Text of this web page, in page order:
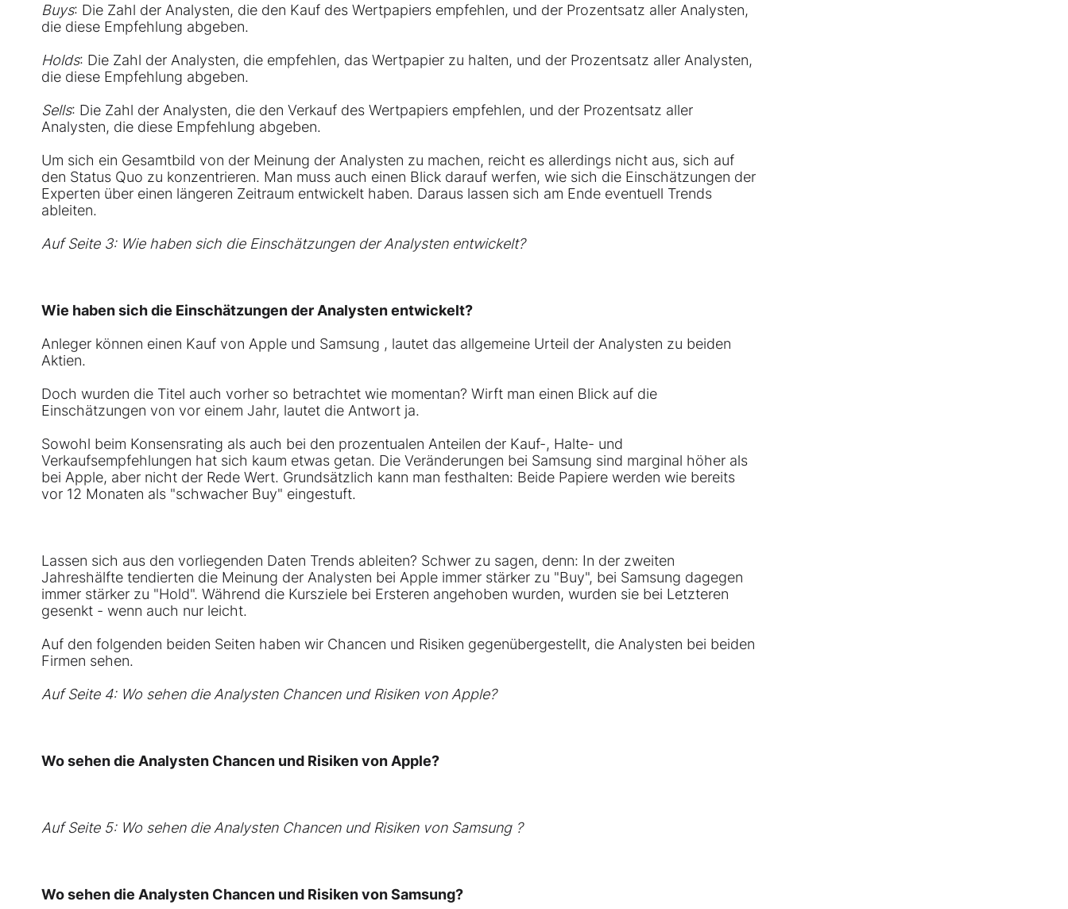
Buys: Die Zahl der Analysten, die den Kauf des Wertpapiers empfehlen, und der Prozentsatz aller Analysten,
die diese Empfehlung abgeben.
Holds: Die Zahl der Analysten, die empfehlen, das Wertpapier zu halten, und der Prozentsatz aller Analysten,
die diese Empfehlung abgeben.
Sells: Die Zahl der Analysten, die den Verkauf des Wertpapiers empfehlen, und der Prozentsatz aller
Analysten, die diese Empfehlung abgeben.
Um sich ein Gesamtbild von der Meinung der Analysten zu machen, reicht es allerdings nicht aus, sich auf
den Status Quo zu konzentrieren. Man muss auch einen Blick darauf werfen, wie sich die Einschätzungen der
Experten über einen längeren Zeitraum entwickelt haben. Daraus lassen sich am Ende eventuell Trends
ableiten.
Auf Seite 3: Wie haben sich die Einschätzungen der Analysten entwickelt?
Wie haben sich die Einschätzungen der Analysten entwickelt?
Anleger können einen Kauf von Apple und Samsung , lautet das allgemeine Urteil der Analysten zu beiden
Aktien.
Doch wurden die Titel auch vorher so betrachtet wie momentan? Wirft man einen Blick auf die
Einschätzungen von vor einem Jahr, lautet die Antwort ja.
Sowohl beim Konsensrating als auch bei den prozentualen Anteilen der Kauf-, Halte- und
Verkaufsempfehlungen hat sich kaum etwas getan. Die Veränderungen bei Samsung sind marginal höher als
bei Apple, aber nicht der Rede Wert. Grundsätzlich kann man festhalten: Beide Papiere werden wie bereits
vor 12 Monaten als "schwacher Buy" eingestuft.
Lassen sich aus den vorliegenden Daten Trends ableiten? Schwer zu sagen, denn: In der zweiten
Jahreshälfte tendierten die Meinung der Analysten bei Apple immer stärker zu "Buy", bei Samsung dagegen
immer stärker zu "Hold". Während die Kursziele bei Ersteren angehoben wurden, wurden sie bei Letzteren
gesenkt - wenn auch nur leicht.
Auf den folgenden beiden Seiten haben wir Chancen und Risiken gegenübergestellt, die Analysten bei beiden
Firmen sehen.
Auf Seite 4: Wo sehen die Analysten Chancen und Risiken von Apple?
Wo sehen die Analysten Chancen und Risiken von Apple?
Auf Seite 5: Wo sehen die Analysten Chancen und Risiken von Samsung?
Wo sehen die Analysten Chancen und Risiken von Samsung?